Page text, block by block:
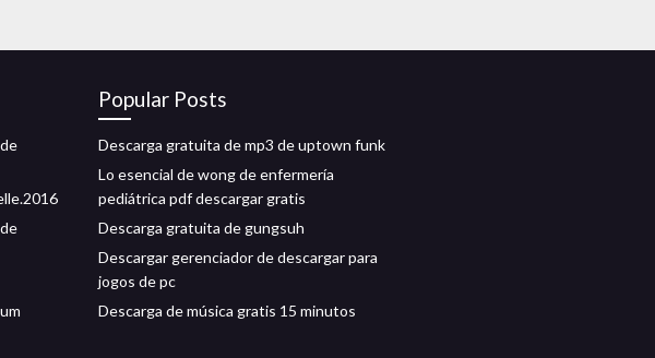
Popular Posts
Descarga gratuita de mp3 de uptown funk
Lo esencial de wong de enfermería
pediátrica pdf descargar gratis
Descarga gratuita de gungsuh
Descargar gerenciador de descargar para
jogos de pc
Descarga de música gratis 15 minutos